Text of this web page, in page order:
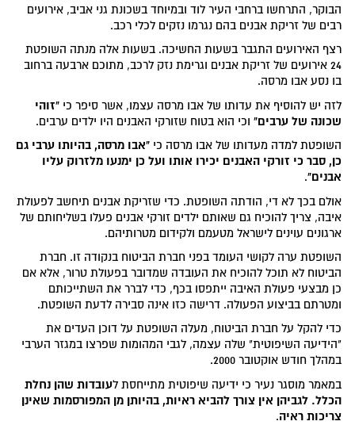
הבוקר, התרחשו ברחבי העיר לוד ובמיוחד בשכונת גני אביב, אירועים
רבים של זריקת אבנים בהם נגרמו נזקים לכלי רכב.
רצף האירועים התגבר בשעות החשיכה. בשעות אלה מנתה השופטת
24 אירועים של זריקת אבנים וגרימת נזק לרכב, מתוכם ארבעה ברחוב
בו נסע אבו מרסה.
לזה יש להוסיף את עדותו של אבו מרסה עצמו, אשר סיפר כי"זוהי
שכונה של ערבים" וכי הוא בטוח שזורקי האבנים היו ילדים ערבים.
השופטת למדה מעדותו של אבו מרסה כי"אבו מרסה, בהיותו ערבי גם
כן, סבר כי זורקי האבנים יכירו אותו ועל כן ימנעו מלזרוק עליו
אבנים".
אולם בכך לא די, הודתה השופטת. כדי שזריקת אבנים תיחשב לפעולת
איבה, צריך להוכיח גם שאותם ילדים זורקי אבנים פעלו בשליחותם של
ארגונים עוינים לישראל מטעמם ולקידום מטרותיהם.
השופטת ערה לקושי העומד בפני חברת הביטוח בנקודה זו. חברת
הביטוח לא תוכל להוכיח את העובדה שמדובר בפעולת טרור, אלא אם
כן מבצעי פעולת האיבה ייתפסו בכף, כדי לברר את השתייכותם
ומטרתם בביצוע הפעולה. דרישה כזו אינה סבירה לדעת השופטת.
כדי להקל על חברת הביטוח, מעלה השופטת על דוכן העדים את
"הידיעה השיפוטית" שלה עצמה, לגבי המהומות שפרצו במגזר הערבי
במהלך חודש אוקטובר 2000.
במאמר מוסגר נעיר כי ידיעה שיפוטית מתייחסת לעובדות שהן נחלת
הכלל. לגביהן אין צורך להביא ראיות, בהיותן מן המפורסמות שאינן
צריכות ראיה.